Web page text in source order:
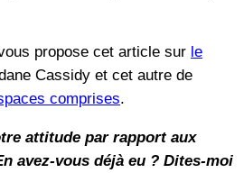
propose cet article sur le
Cassidy et cet autre de
comprises.
attitude par rapport aux
avez-vous déjà eu ? Dites-moi